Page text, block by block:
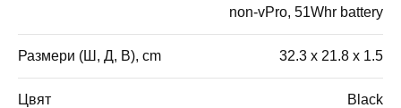
non-vPro, 51Whr battery
Размери (Ш, Д, В), cm 32.3 x 21.8 x 1.5
Цвят Black